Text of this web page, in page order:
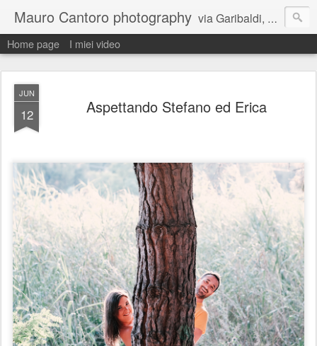
Mauro Cantoro photography via Garibaldi, 81 64025 Pineto (TE) cell. 334 8035254 studio 085 9493343
Home page I miei video
JUN
12 Aspettando Stefano ed Erica